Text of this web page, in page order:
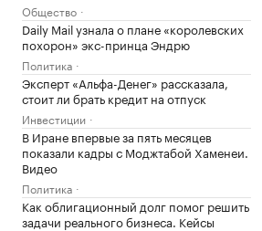
Общество
Daily Mail узнала о плане «королевских
похорон» экс-принца Эндрю
Политика
Эксперт «Альфа-Денег» рассказала,
стоит ли брать кредит на отпуск
Инвестиции
В Иране впервые за пять месяцев
показали кадры с Моджтабой Хаменеи.
Видео
Политика
Как облигационный долг помог решить
задачи реального бизнеса. Кейсы